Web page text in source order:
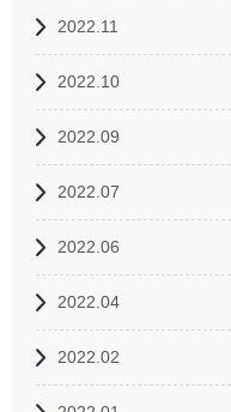
2022.11
2022.10
2022.09
2022.07
2022.06
2022.04
2022.02